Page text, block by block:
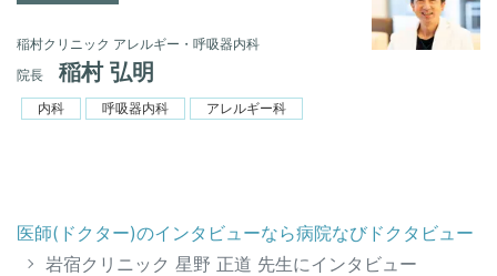
稲村クリニック アレルギー・呼吸器内科
院長
稲村 弘明
内科 呼吸器内科 アレルギー科
医師(ドクター)のインタビューなら病院なびドクタビュー
岩宿クリニック 星野 正道 先生にインタビュー